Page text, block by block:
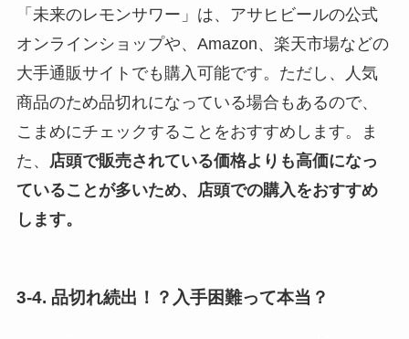
「未来のレモンサワー」は、アサヒビールの公式
オンラインショップや、Amazon、楽天市場などの
大手通販サイトでも購入可能です。ただし、人気
商品のため品切れになっている場合もあるので、
こまめにチェックすることをおすすめします。ま
た、 店頭で販売されている価格よりも高価になっ
ていることが多いため、店頭での購入をおすすめ
します。
3-4. 品切れ続出！？入手困難って本当？